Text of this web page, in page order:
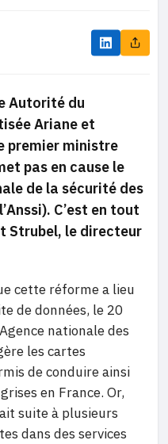
Autorité du
Ariane et
premier ministre
pas en cause le
de la sécurité des
C’est en tout
Strubel, le directeur
cette réforme a lieu
de données, le 20
nationale des
les cartes
de conduire ainsi
en France. Or,
suite à plusieurs
dans des services